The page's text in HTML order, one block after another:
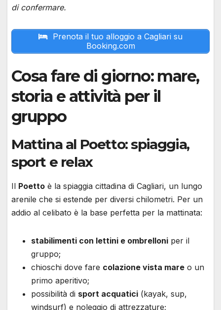
di confermare.
Prenota il tuo alloggio a Cagliari su
Booking.com
Cosa fare di giorno: mare,
storia e attività per il
gruppo
Mattina al Poetto: spiaggia,
sport e relax
Il Poetto è la spiaggia cittadina di Cagliari, un lungo
arenile che si estende per diversi chilometri. Per un
addio al celibato è la base perfetta per la mattinata:
stabilimenti con lettini e ombrelloni per il
gruppo;
chioschi dove fare colazione vista mare o un
primo aperitivo;
possibilità di sport acquatici (kayak, sup,
windsurf) e noleggio di attrezzature;